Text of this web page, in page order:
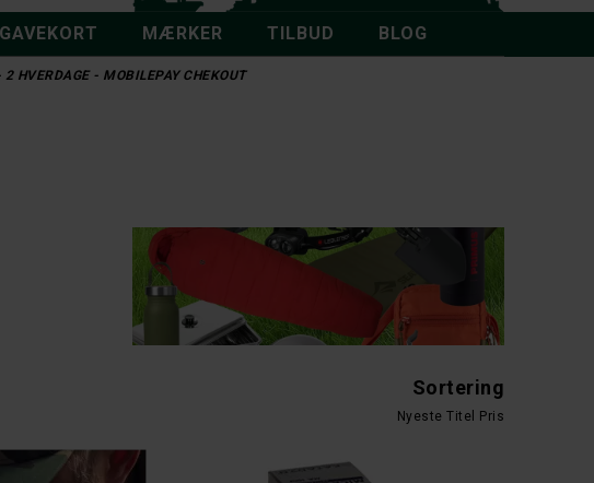
GAVEKORT MÆRKER TILBUD BLOG
HVERDAGE - MOBILEPAY CHEKOUT
Sortering
Nyeste Titel Pris